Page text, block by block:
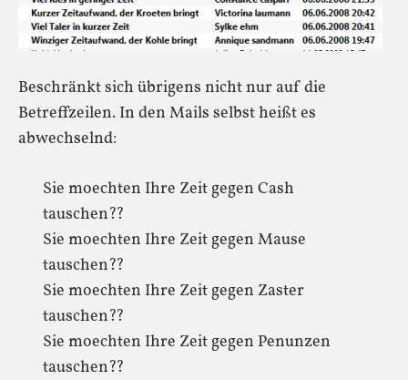
Beschränkt sich übrigens nicht nur auf die
Betreffzeilen. In den Mails selbst heißt es
abwechselnd:
Sie moechten Ihre Zeit gegen Cash
tauschen??
Sie moechten Ihre Zeit gegen Mause
tauschen??
Sie moechten Ihre Zeit gegen Zaster
tauschen??
Sie moechten Ihre Zeit gegen Penunzen
tauschen??